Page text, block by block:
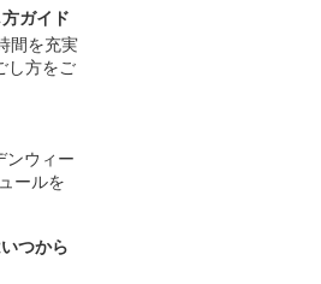
ガイド
間を充実
し方をご
ンウィー
ールを
つから